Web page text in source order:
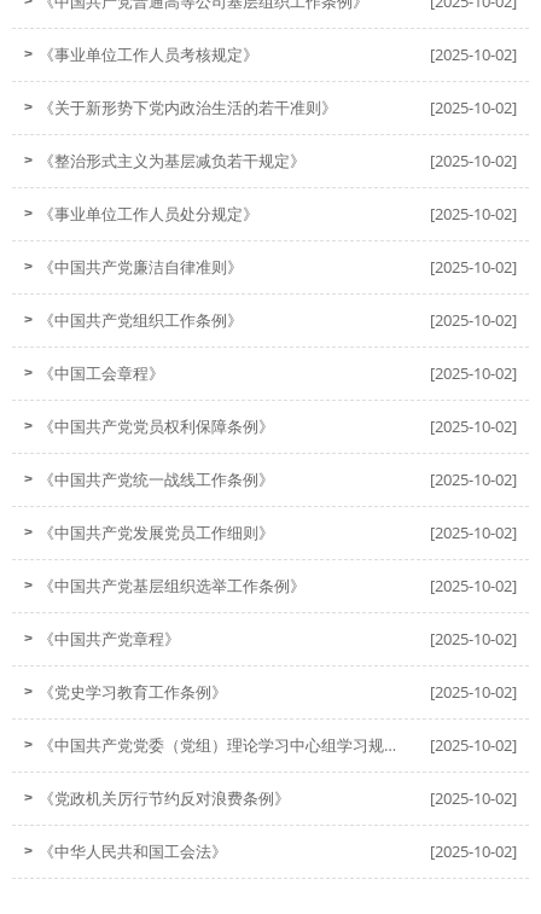
> 《事业单位工作人员考核规定》 [2025-10-02]
> 《关于新形势下党内政治生活的若干准则》 [2025-10-02]
> 《整治形式主义为基层减负若干规定》 [2025-10-02]
> 《事业单位工作人员处分规定》 [2025-10-02]
> 《中国共产党廉洁自律准则》 [2025-10-02]
> 《中国共产党组织工作条例》 [2025-10-02]
> 《中国工会章程》 [2025-10-02]
> 《中国共产党党员权利保障条例》 [2025-10-02]
> 《中国共产党统一战线工作条例》 [2025-10-02]
> 《中国共产党发展党员工作细则》 [2025-10-02]
> 《中国共产党基层组织选举工作条例》 [2025-10-02]
> 《中国共产党章程》 [2025-10-02]
> 《党史学习教育工作条例》 [2025-10-02]
>
《中国共产党党委（党组）理论学习中心组学习规
则》
[2025-10-02]
> 《党政机关厉行节约反对浪费条例》 [2025-10-02]
> 《中华人民共和国工会法》 [2025-10-02]